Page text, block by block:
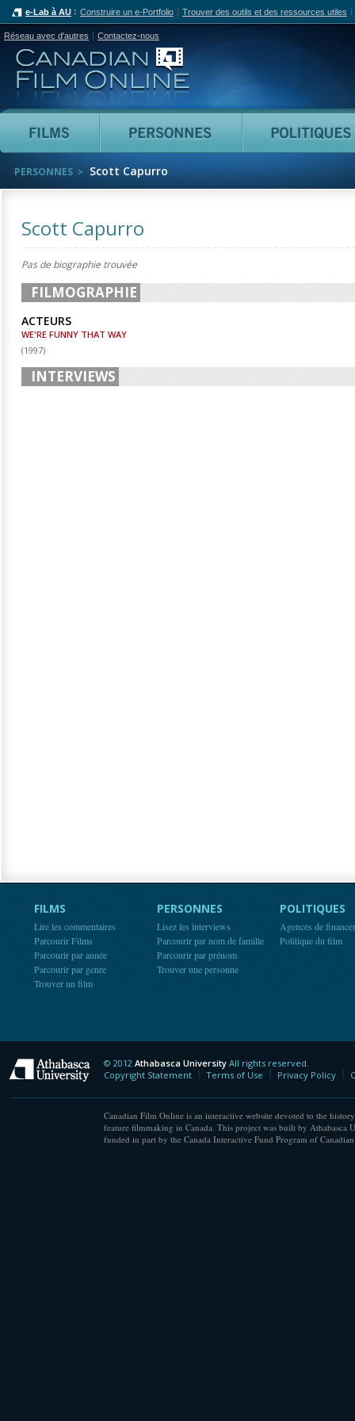
e-Lab à AU Construire un e-Portfolio Trouver des outils et des ressources utiles
Réseau avec d'autres Contactez-nous
Canadian Film Online
Films Personnes
PERSONNES Scott Capurro
Scott Capurro
Pas de biographie trouvée
FILMOGRAPHIE
ACTEURS
WE'RE FUNNY THAT WAY
(1997)
INTERVIEWS
FILMS
Lire les commentaires
Parcourir Films
Parcourir par année
Parcourir par genre
Trouver un film
PERSONNES
Lisez les interviews
Parcourir par nom de famille
Parcourir par prénom
Trouver une personne
POLITIQUES
Agences de
Politique du film
Athabasca University
© 2012 Athabasca University All rights reserved.
Copyright Statement
Terms of Use Privacy Policy
Canadian Film Online is an interactive website devoted to the
feature filmmaking in Canada. This project was built by Athabasca
funded in part by the Canada Interactive Fund Program of